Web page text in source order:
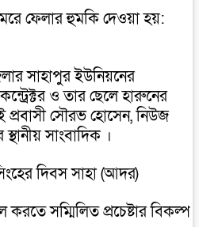
ফেলার হুমকি দেওয়া হয়:
সাহাপুর ইউনিয়নের
ও তার ছেলে হারুনের
প্রবাসী সৌরভ হোসেন, নিউজ
সাংবাদিক ।
দিবস সাহা (আদর)
করতে সম্মিলিত প্রচেষ্টার বিকল্প